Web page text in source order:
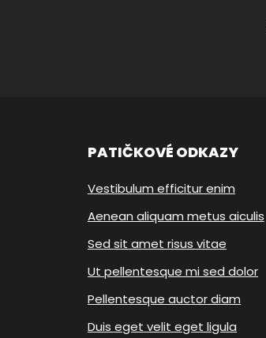
PATIČKOVÉ ODKAZY
Vestibulum efficitur enim
Aenean aliquam metus aiculis
Sed sit amet risus vitae
Ut pellentesque mi sed dolor
Pellentesque auctor diam
Duis eget velit eget ligula